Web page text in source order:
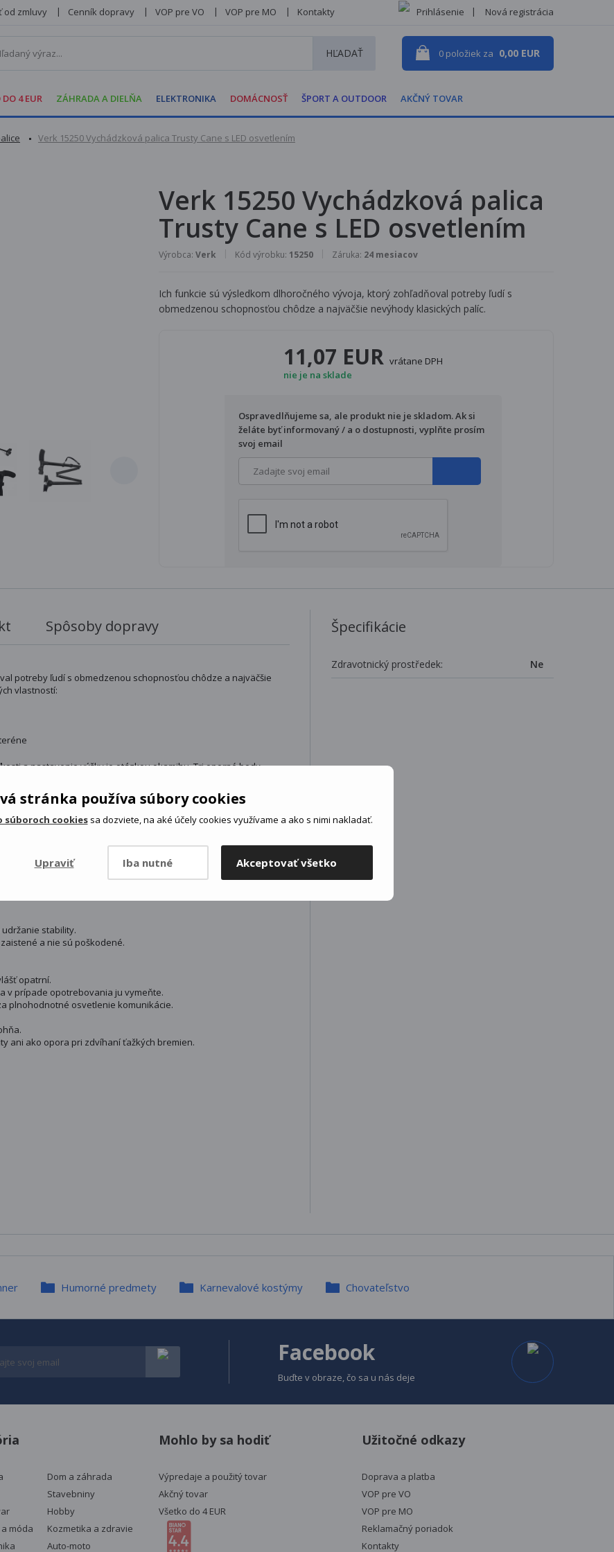
stránka používa súbory cookies
súboroch cookiessa dozviete, na aké účely cookies využívame a ako s nimi nakladať.
Upraviť Iba nutné Akceptovať všetko
od zmluvy Cenník dopravy VOP pre VO VOP pre MO Kontakty Prihlásenie Nová registrácia
HĽADAŤ 0 položiek za 0,00 EUR
DO 4 EUR ZÁHRADA A DIELŇA ELEKTRONIKA DOMÁCNOSŤ ŠPORT A OUTDOOR AKČNÝ TOVAR
Verk 15250 Vychádzková palica Trusty Cane s LED osvetlením
Verk 15250 Vychádzková palica
Trusty Cane s LED osvetlením
Výrobca: Verk Kód výrobku: 15250 Záruka: 24 mesiacov
Ich funkcie sú výsledkom dlhoročného vývoja, ktorý zohľadňoval potreby ľudí s
obmedzenou schopnosťou chôdze a najväčšie nevýhody klasických palíc.
11,07 EUR vrátane DPH
nie je na sklade
Ospravedlňujeme sa, ale produkt nie je skladom. Ak si
želáte byť informovaný / a o dostupnosti, vyplňte prosím
svoj email
Spôsoby dopravy
potreby ľudí s obmedzenou schopnosťou chôdze a najväčšie
vlastností:
a nastavenie výšky je otázkou okamihu. Tri oporné body
stabilitu a istotu pri chôdzi. Zároveň vďaka pútku
V rukoväti sú skryté 3 LED diódy, z ktorých jedna svieti pred vás
radosť z pohybu.
stability.
a nie sú poškodené.
opatrní.
v prípade opotrebovania ju vymeňte.
plnohodnotné osvetlenie komunikácie.
ani ako opora pri zdvíhaní ťažkých bremien.
Špecifikácie
Zdravotnický prostředek: Ne
Humorné predmety Karnevalové kostýmy Chovateľstvo
Facebook
Buďte v obraze, čo sa u nás deje
Dom a záhrada
Stavebniny
Hobby
móda
Kozmetika a zdravie
Auto-moto
Mohlo by sa hodiť
Výpredaje a použitý tovar
Akčný tovar
Všetko do 4 EUR
Užitočné odkazy
Doprava a platba
VOP pre VO
VOP pre MO
Reklamačný poriadok
Kontakty